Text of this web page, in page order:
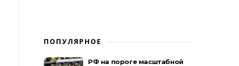
ПОПУЛЯРНОЕ
РФ на пороге масштабной